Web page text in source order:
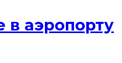
аэропорту